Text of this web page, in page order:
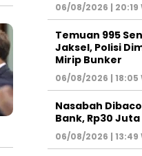
06/08/2026 | 20:19
Temuan 995
Jaksel, Polisi
Mirip Bunker
06/08/2026 | 18:05
Nasabah
Bank, Rp30
06/08/2026 | 13:49